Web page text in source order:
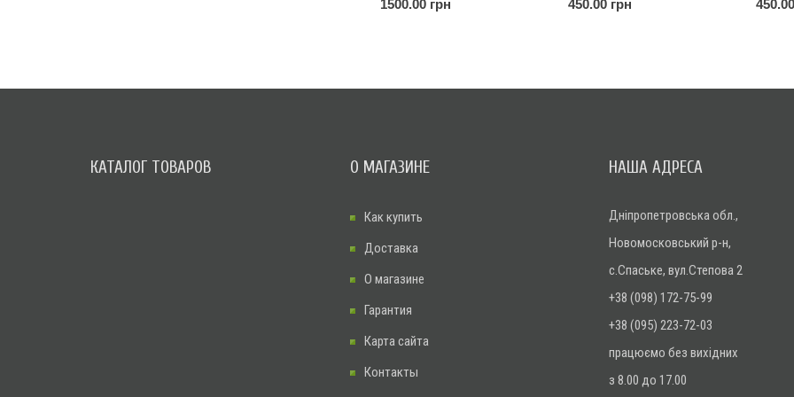
1500.00 грн
Sylvestris Watereri
450.00 грн
30-40
КАТАЛОГ ТОВАРОВ О МАГАЗИНЕ
Как купить
Доставка
О магазине
Гарантия
Карта сайта
Контакты
НАША АДРЕСА
Дніпропетровська обл.,
Новомосковський р-н,
с.Спаське, вул.Степова 2
+38 (098) 172-75-99
+38 (095) 223-72-03
працюємо без вихідних
з 8.00 до 17.00